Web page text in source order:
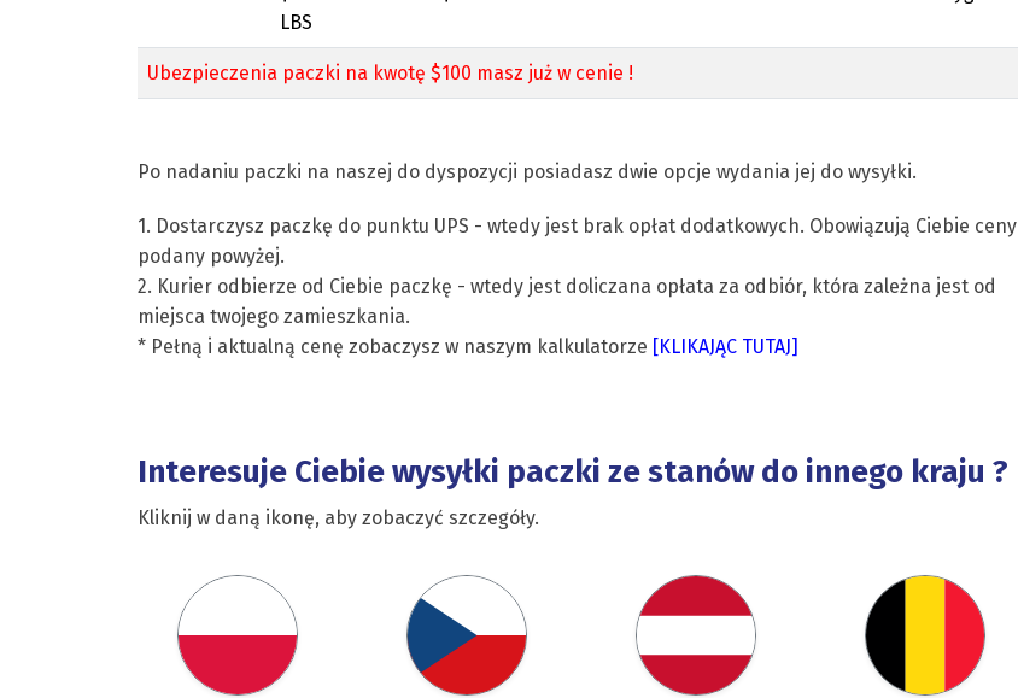
LBS
Ubezpieczenia paczki na kwotę $100 masz już w cenie !
Po nadaniu paczki na naszej do dyspozycji posiadasz dwie opcje wydania jej do wysyłki.
1. Dostarczysz paczkę do punktu UPS - wtedy jest brak opłat dodatkowych. Obowiązują Ciebie ceny
podany powyżej.
2. Kurier odbierze od Ciebie paczkę - wtedy jest doliczana opłata za odbiór, która zależna jest od
miejsca twojego zamieszkania.
* Pełną i aktualną cenę zobaczysz w naszym kalkulatorze [KLIKAJĄC TUTAJ]
Interesuje Ciebie wysyłki paczki ze stanów do innego kraju ?
Kliknij w daną ikonę, aby zobaczyć szczegóły.